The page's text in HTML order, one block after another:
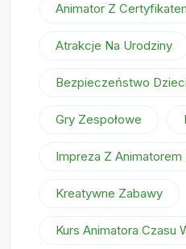
Animator Z
Atrakcje Na Urodziny
Bezpieczeństwo Dzieci
Gry Zespołowe
Impreza Z Animatorem
Kreatywne Zabawy
Kurs Animatora Czasu